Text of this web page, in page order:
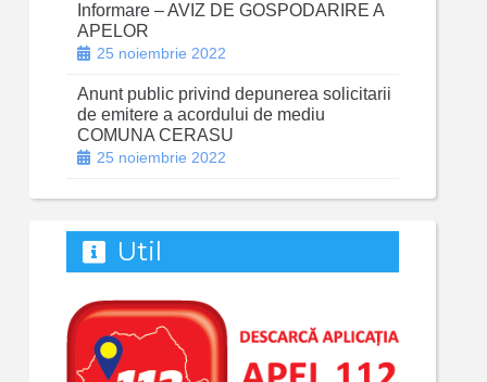
Informare – AVIZ DE GOSPODARIRE A
APELOR
25 noiembrie 2022
Anunt public privind depunerea solicitarii
de emitere a acordului de mediu
COMUNA CERASU
25 noiembrie 2022
Util